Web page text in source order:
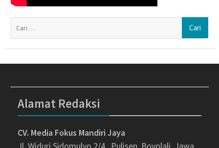
Alamat Redaksi
CV. Media Fokus Mandiri Jaya